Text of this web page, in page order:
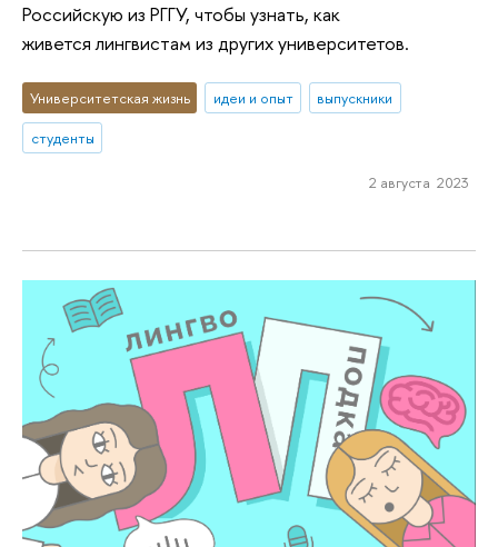
Российскую из РГГУ, чтобы узнать, как
живется лингвистам из других университетов.
Университетская жизнь идеи и опыт
выпускники
студенты
2 августа 2023